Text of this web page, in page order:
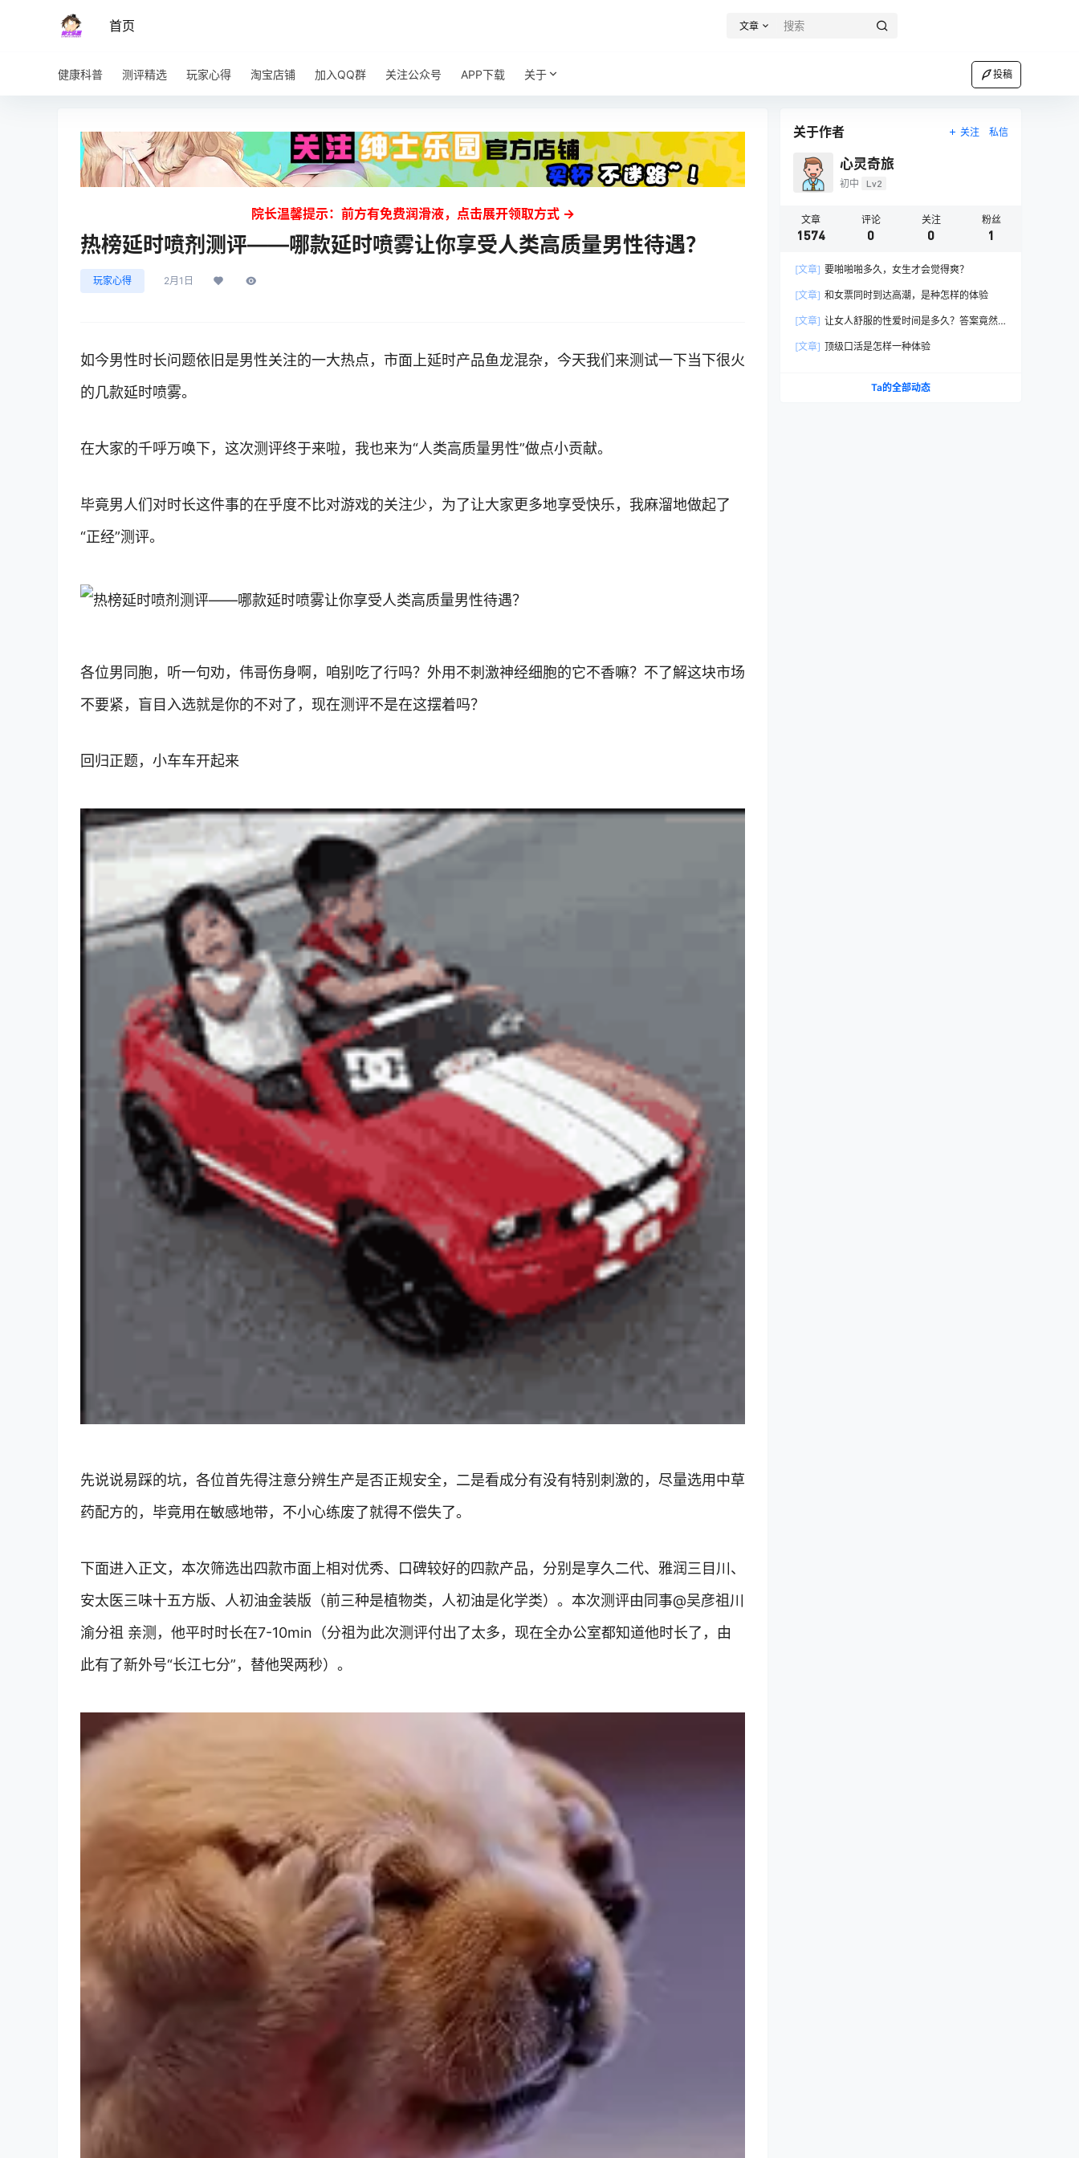
首页 文章
健康科普 测评精选 玩家心得 淘宝店铺 加入QQ群 关注公众号 APP下载 关于 投稿
院长温馨提示：前方有免费润滑液，点击展开领取方式 →
热榜延时喷剂测评——哪款延时喷雾让你享受人类高质量男性待遇？
玩家心得 2月1日
如今男性时长问题依旧是男性关注的一大热点，市面上延时产品鱼龙混杂，今天我们来测试一下当下很火
的几款延时喷雾。
在大家的千呼万唤下，这次测评终于来啦，我也来为“人类高质量男性”做点小贡献。
毕竟男人们对时长这件事的在乎度不比对游戏的关注少，为了让大家更多地享受快乐，我麻溜地做起了
“正经”测评。
各位男同胞，听一句劝，伟哥伤身啊，咱别吃了行吗？外用不刺激神经细胞的它不香嘛？不了解这块市场
不要紧，盲目入选就是你的不对了，现在测评不是在这摆着吗？
回归正题，小车车开起来
先说说易踩的坑，各位首先得注意分辨生产是否正规安全，二是看成分有没有特别刺激的，尽量选用中草
药配方的，毕竟用在敏感地带，不小心练废了就得不偿失了。
下面进入正文，本次筛选出四款市面上相对优秀、口碑较好的四款产品，分别是享久二代、雅润三目川、
安太医三味十五方版、人初油金装版（前三种是植物类，人初油是化学类）。本次测评由同事@吴彦祖川
渝分祖 亲测，他平时时长在7-10min（分祖为此次测评付出了太多，现在全办公室都知道他时长了，由
此有了新外号“长江七分”，替他哭两秒）。
关于作者 关注 私信
心灵奇旅
初中 Lv2
文章
1574
评论
0
关注
0
粉丝
1
[文章] 要啪啪啪多久，女生才会觉得爽？
[文章] 和女票同时到达高潮，是种怎样的体验
[文章] 让女人舒服的性爱时间是多久？答案竟然
[文章] 顶级口活是怎样一种体验
Ta的全部动态